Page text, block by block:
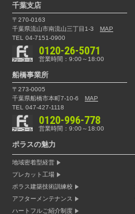
千葉支店
〒270-0163
千葉県流山市南流山三丁目1-3
MAP
TEL 04-7151-0900
0120-26-5071
営業時間：9:00～18:00
船橋事業所
〒273-0005
千葉県船橋市本町7-10-6
MAP
TEL 047-427-1118
0120-996-778
営業時間：9:00～18:00
ポラスの魅力
地域密着型経営
プレカット工場
ポラス建築技術訓練校
アフターメンテナンス
ハートフルご紹介制度